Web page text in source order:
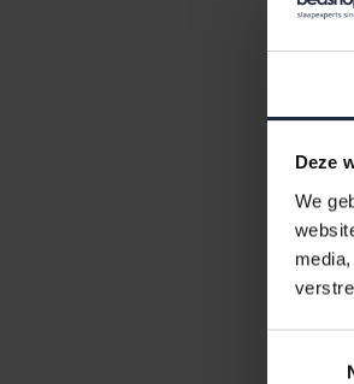
Deze
We